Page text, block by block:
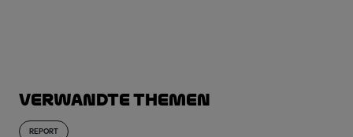
Verwandte Themen
REPORT